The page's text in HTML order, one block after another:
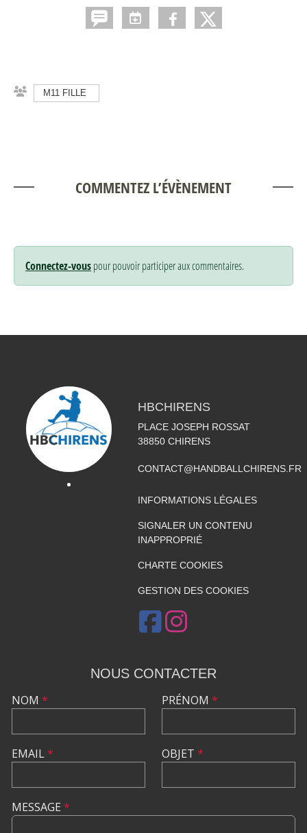
M11 FILLE
COMMENTEZ L’ÉVÈNEMENT
Connectez-vouspour pouvoir participer aux commentaires.
HBCHIRENS
PLACE JOSEPH ROSSAT
38850 CHIRENS
CONTACT@HANDBALLCHIRENS.FR
INFORMATIONS LÉGALES
SIGNALER UN CONTENU
INAPPROPRIÉ
CHARTE COOKIES
GESTION DES COOKIES
NOUS CONTACTER
NOM *
EMAIL*
PRÉNOM *
OBJET *
MESSAGE *